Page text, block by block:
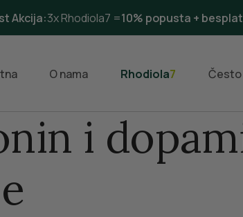
Akcija:3x Rhodiola7 =10% popusta +
O nama Rhodiola7 Često
i